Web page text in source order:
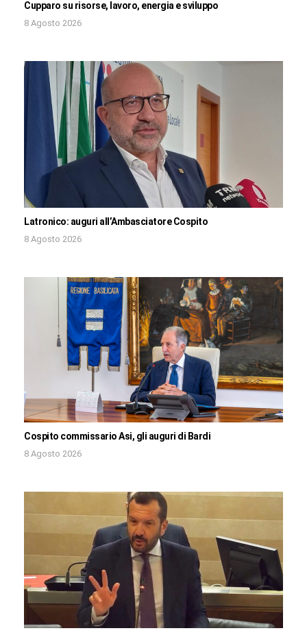
Cupparo su risorse, lavoro, energia e sviluppo
8 Agosto 2026
Latronico: auguri all’Ambasciatore Cospito
8 Agosto 2026
Cospito commissario Asi, gli auguri di Bardi
8 Agosto 2026